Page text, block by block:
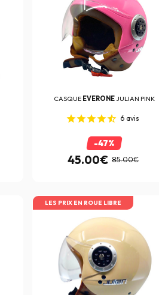
CASQUE EVERONE JULIAN PINK
6 avis
-47%
45.00€ 85.00€
LES PRIX EN ROUE LIBRE